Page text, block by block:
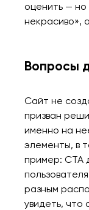
оценить — но
некрасиво»,
Вопросы
Сайт не
призван
именно на
элементы, в
пример: CTA
разным
увидеть, что